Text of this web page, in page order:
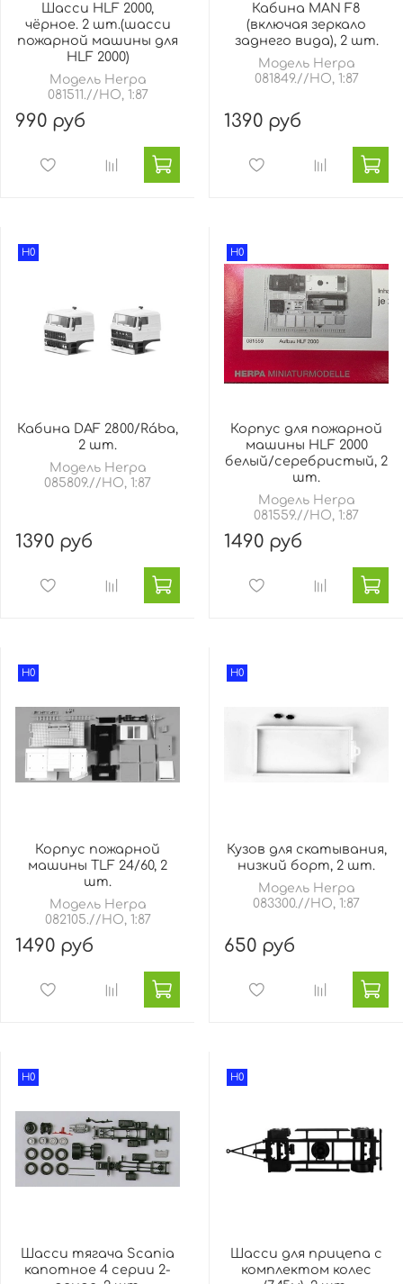
Шасси HLF 2000,
чёрное. 2 шт.(шасси
пожарной машины для
HLF 2000)
Модель Herpa
081511.//HO, 1:87
990 руб
Кабина MAN F8
(включая зеркало
заднего вида), 2 шт.
Модель Herpa
081849.//HO, 1:87
1390 руб
H0
Кабина DAF 2800/Rába,
2 шт.
Модель Herpa
085809.//HO, 1:87
1390 руб
H0
Корпус для пожарной
машины HLF 2000
белый/серебристый, 2
шт.
Модель Herpa
081559.//HO, 1:87
1490 руб
H0
Корпус пожарной
машины TLF 24/60, 2
шт.
Модель Herpa
082105.//HO, 1:87
1490 руб
H0
Кузов для скатывания,
низкий борт, 2 шт.
Модель Herpa
083300.//HO, 1:87
650 руб
H0
Шасси тягача Scania
капотное 4 серии 2-
H0
Шасси для прицепа с
комплектом колес